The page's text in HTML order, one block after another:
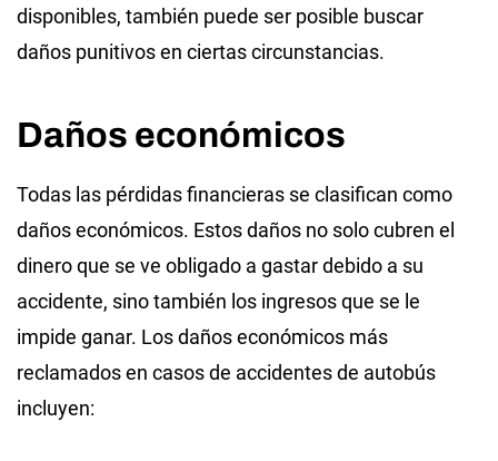
disponibles, también puede ser posible buscar
daños punitivos en ciertas circunstancias.
Daños económicos
Todas las pérdidas financieras se clasifican como
daños económicos. Estos daños no solo cubren el
dinero que se ve obligado a gastar debido a su
accidente, sino también los ingresos que se le
impide ganar. Los daños económicos más
reclamados en casos de accidentes de autobús
incluyen: